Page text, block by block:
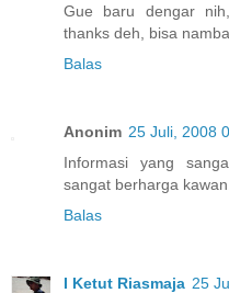
Gue baru dengar
thanks deh, bisa
Balas
Anonim 25 Juli, 2008
Informasi yang
sangat berharga
Balas
I Ketut Riasmaja 25